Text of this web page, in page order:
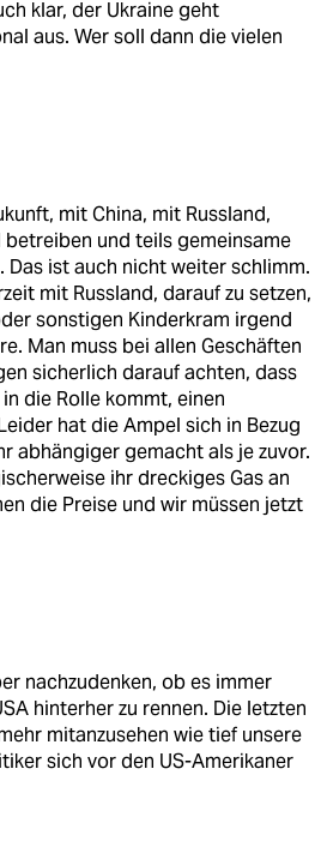
klar, der Ukraine geht
aus. Wer soll dann die vielen
mit China, mit Russland,
betreiben und teils gemeinsame
Das ist auch nicht weiter schlimm.
mit Russland, darauf zu setzen,
sonstigen Kinderkram irgend
Man muss bei allen Geschäften
sicherlich darauf achten, dass
die Rolle kommt, einen
hat die Ampel sich in Bezug
abhängiger gemacht als je zuvor.
ihr dreckiges Gas an
die Preise und wir müssen jetzt
nachzudenken, ob es immer
hinterher zu rennen. Die letzten
mitanzusehen wie tief unsere
sich vor den US-Amerikaner